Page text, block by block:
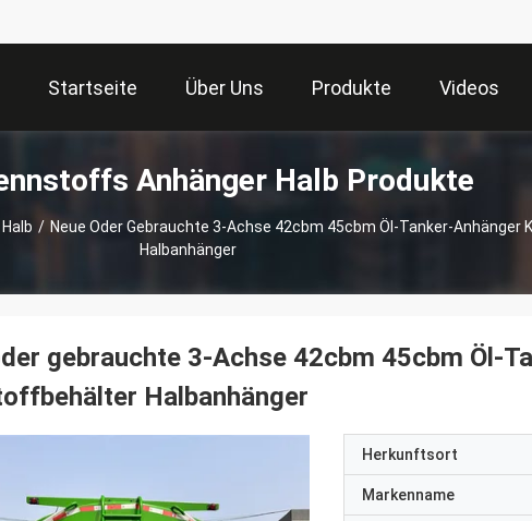
Startseite Über Uns Produkte Videos
Anhänger Halb Produkte
/ Neue Oder Gebrauchte 3-Achse 42cbm 45cbm Öl-Tanker-
Halbanhänger
gebrauchte 3-Achse 42cbm 45cbm Öl-
Halbanhänger
Herkunftsort
Markenname